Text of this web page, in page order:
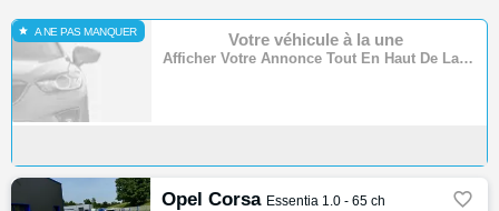
A NE PAS MANQUER Votre véhicule à la une
Afficher Votre Annonce Tout En Haut De La Page
Opel Corsa Essentia 1.0 - 65 ch 